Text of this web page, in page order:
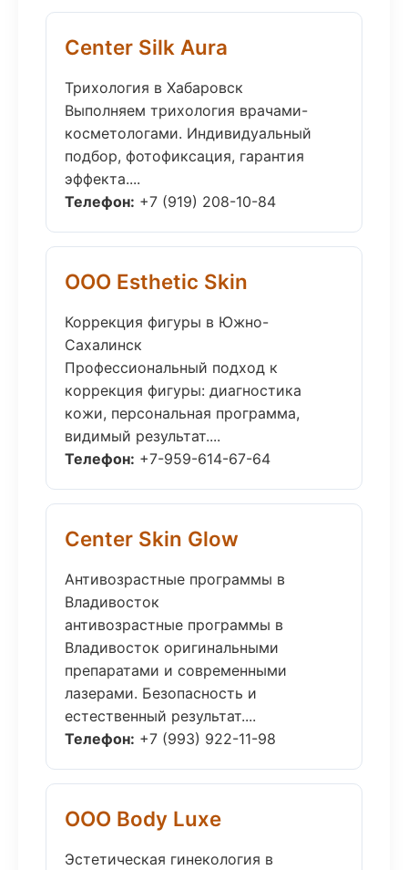
Center Silk Aura
Трихология в Хабаровск
Выполняем трихология врачами-
косметологами. Индивидуальный
подбор, фотофиксация, гарантия
эффекта....
Телефон: +7 (919) 208-10-84
ООО Esthetic Skin
Коррекция фигуры в Южно-
Сахалинск
Профессиональный подход к
коррекция фигуры: диагностика
кожи, персональная программа,
видимый результат....
Телефон: +7-959-614-67-64
Center Skin Glow
Антивозрастные программы в
Владивосток
антивозрастные программы в
Владивосток оригинальными
препаратами и современными
лазерами. Безопасность и
естественный результат....
Телефон: +7 (993) 922-11-98
ООО Body Luxe
Эстетическая гинекология в